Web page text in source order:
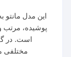
این مدل مانتو
پوشیده، مرتب
است. در
مختلفی